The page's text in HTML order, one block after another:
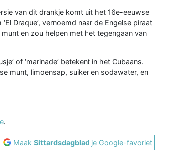
van dit drankje komt uit het 16e-eeuwse
Draque’, vernoemd naar de Engelse piraat
en zou helpen met het tegengaan van
of ‘marinade’ betekent in het Cubaans.
munt, limoensap, suiker en sodawater, en
.
MaakSittardsdagblad je Google-favoriet